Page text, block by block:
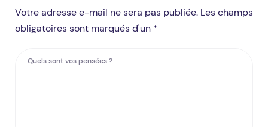
Votre adresse e-mail ne sera pas publiée. Les champs
obligatoires sont marqués d'un *